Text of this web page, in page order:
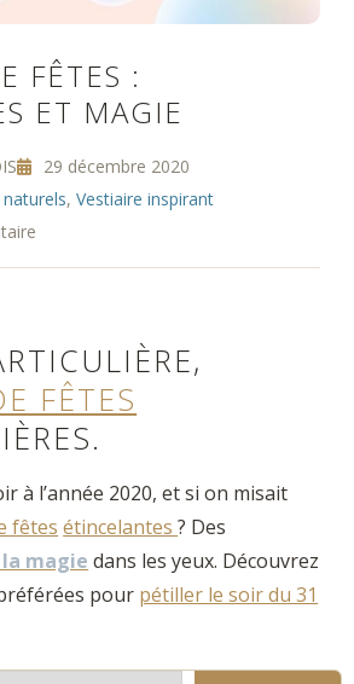
FÊTES :
ET MAGIE
29 décembre 2020
,Vestiaire inspirant
FÊTES
à l’année 2020, et si on misait
fêtes étincelantes? Des
magie dans les yeux. Découvrez
pour pétiller le soir du 31